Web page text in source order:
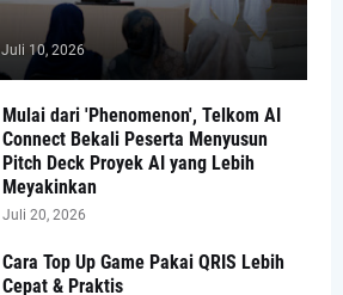
Juli 10, 2026
Mulai dari 'Phenomenon', Telkom AI
Connect Bekali Peserta Menyusun
Pitch Deck Proyek AI yang Lebih
Meyakinkan
Juli 20, 2026
Cara Top Up Game Pakai QRIS Lebih
Cepat & Praktis